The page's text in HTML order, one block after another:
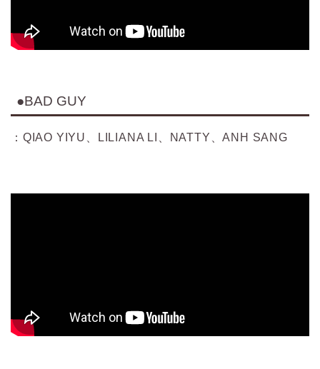
●BAD GUY
：QIAO YIYU、LILIANA LI、NATTY、ANH SANG